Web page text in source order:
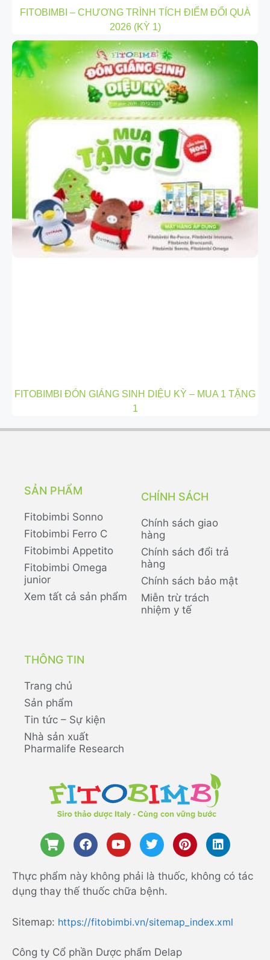
FITOBIMBI – CHƯƠNG TRÌNH TÍCH ĐIỂM ĐỔI QUÀ
2026 (KỲ 1)
FITOBIMBI ĐÓN GIÁNG SINH DIỆU KỲ – MUA 1 TẶNG
1
SẢN PHẨM
Fitobimbi Sonno
Fitobimbi Ferro C
Fitobimbi Appetito
Fitobimbi Omega
junior
Xem tất cả sản phẩm
CHÍNH SÁCH
Chính sách giao
hàng
Chính sách đổi trả
hàng
Chính sách bảo mật
Miễn trừ trách
nhiệm y tế
THÔNG TIN
Trang chủ
Sản phẩm
Tin tức – Sự kiện
Nhà sản xuất
Pharmalife Research
Thực phẩm này không phải là thuốc, không có tác
dụng thay thế thuốc chữa bệnh.
Sitemap: https://fitobimbi.vn/sitemap_index.xml
Công ty Cổ phần Dược phẩm Delap